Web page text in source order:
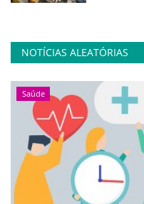
NOTÍCIAS ALEATÓRIAS
Saúde